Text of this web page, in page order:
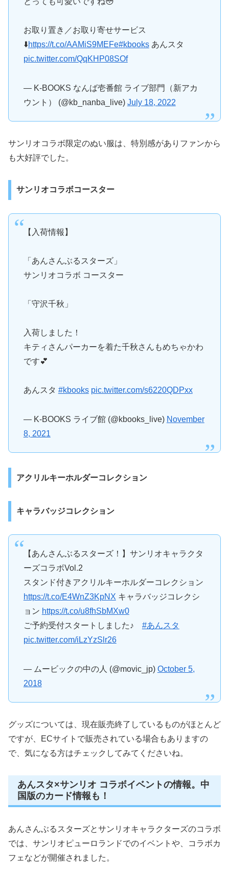
お取り置き／お取り寄せサービス
⬇️https://t.co/AAMiS9MEFe#kbooksあんスタ
pic.twitter.com/QqKHP08SOf
— K-BOOKS なんば壱番館 ライブ部門（新アカ
ウント） (@kb_nanba_live) July 18, 2022
サンリオコラボ限定のぬい服は、特別感がありファンから
も大好評でした。
サンリオコラボコースター
【入荷情報】
「あんさんぶるスターズ」
サンリオコラボ コースター
「守沢千秋」
入荷しました！
キティさんパーカーを着た千秋さんもめちゃかわ
です💕
あんスタ #kbooks pic.twitter.com/s6220QDPxx
— K-BOOKS ライブ館 (@kbooks_live) November
8, 2021
アクリルキーホルダーコレクション
キャラバッジコレクション
【あんさんぶるスターズ！】サンリオキャラクタ
ーズコラボVol.2
スタンド付きアクリルキーホルダーコレクション
https://t.co/E4WnZ3KpNX キャラバッジコレクシ
ョン https://t.co/u8fhSbMXw0
ご予約受付スタートしました♪ #あんスタ
pic.twitter.com/iLzYzSlr26
— ムービックの中の人 (@movic_jp) October 5,
2018
グッズについては、現在販売終了しているものがほとんど
ですが、ECサイトで販売されている場合もありますの
で、気になる方はチェックしてみてくださいね。
あんスタ×サンリオ コラボイベントの情報。中
国版のカード情報も！
あんさんぶるスターズとサンリオキャラクターズのコラボ
では、サンリオピューロランドでのイベントや、コラボカ
フェなどが開催されました。